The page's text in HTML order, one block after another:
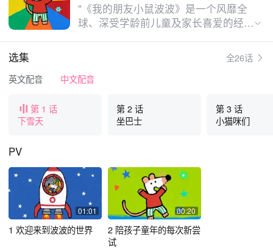
"《我的朋友小鼠波波》是一个风靡全
球、深受学龄前儿童及家长喜爱的经典
曾斯创作的同名绘本系列。该IP全球累
计销量超过4650万册，堪称学龄前启
蒙的经典之选。 动画延续了温馨治愈
波陪伴朋友们勇敢尝试每个“第一次”！
她是孩子们成长路上亲密的伙伴，将想
想象力的冒险，还是日常生活中的小小
挑战，小鼠波波都可以做到！"
选集
全26话
英文配音
中文配音
第 1 话
下雪天
第 2 话
坐巴士
第 3 话
小猫咪们
PV
01:01
1 欢迎来到波波的世界
00:20
2 陪孩子童年的每次新尝
试